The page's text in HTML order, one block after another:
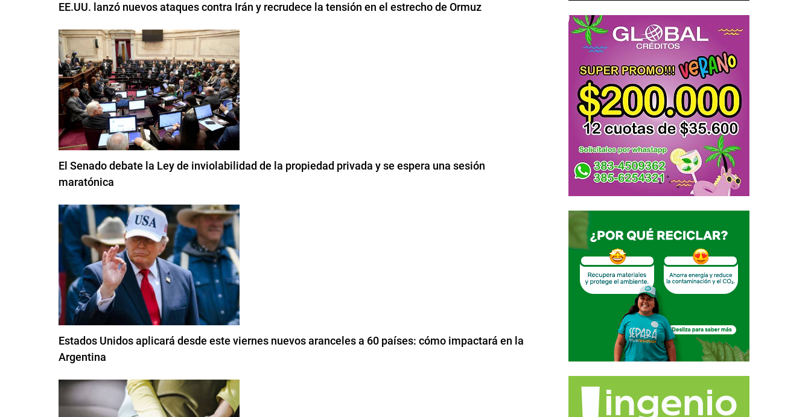
EE.UU. lanzó nuevos ataques contra Irán y recrudece la tensión en el estrecho de Ormuz
El Senado debate la Ley de inviolabilidad de la propiedad privada y se espera una sesión
maratónica
Estados Unidos aplicará desde este viernes nuevos aranceles a 60 países: cómo impactará en la
Argentina